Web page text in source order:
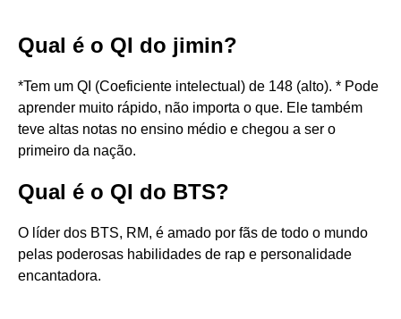
Qual é o QI do jimin?
*Tem um QI (Coeficiente intelectual) de 148 (alto). * Pode
aprender muito rápido, não importa o que. Ele também
teve altas notas no ensino médio e chegou a ser o
primeiro da nação.
Qual é o QI do BTS?
O líder dos BTS, RM, é amado por fãs de todo o mundo
pelas poderosas habilidades de rap e personalidade
encantadora.